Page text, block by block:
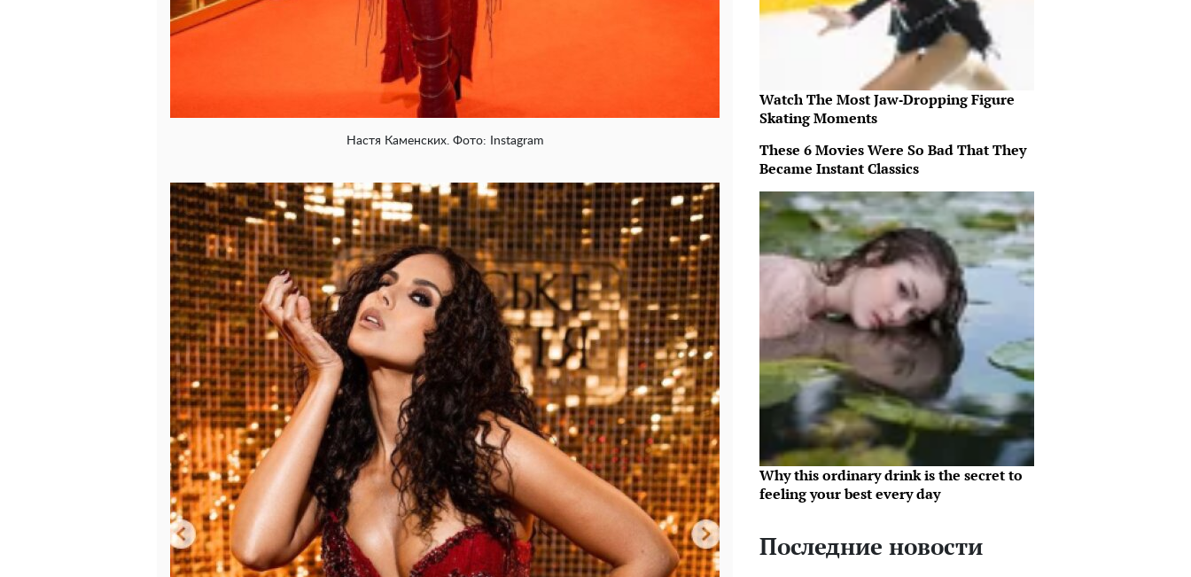
Настя Каменских. Фото: Instagram
Watch The Most Jaw‑Dropping Figure
Skating Moments
These 6 Movies Were So Bad That They
Became Instant Classics
Why this ordinary drink is the secret to
feeling your best every day
Последние новости